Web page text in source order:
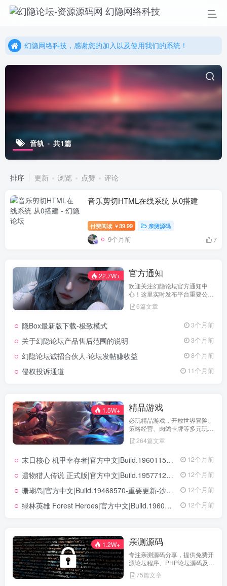
幻隐网络科技，感谢您的加入以及使用我们的系统！
幻隐网络科技，感谢您的加入以及使用我们的系统！
音轨 共1篇
排序 更新 浏览 点赞 评论
音乐剪切HTML在线系统 从0搭建
付费阅读 ￥39.99 亲测源码
9个月前 7
22.7W+ 官方通知
欢迎关注幻隐论坛官方通知中
心！这里实时发布平台重要公
告、活动规则、功能更新、安全
提醒及用户权益说明，确保每位
们坚持公开透明，通过权威通知
坛获得更优质、安全的使用体
验！立即查看，不错过关键信
息！
6篇文章
隐Box最新版下载-极致模式 3个月前
关于幻隐论坛产品售后范围的说明 3个月前
幻隐论坛诚招合伙人-论坛发帖赚收益 8个月前
侵权投诉通道 11个月前
1.5W+ 精品游戏
必玩精品游戏，开放世界冒险、
策略经营、肉鸽卡牌等多元玩
法，满足不同玩家的喜好 。
264篇文章
末日核心 机甲幸存者|官方中文|Build.19601158|解压即撸| 12个月前
遗物猎人传说 正式版|官方中文|Build.19577129+全DLC|解压即撸| 12个月前
珊瑚岛|官方中文|Build.19468570-重要更新-沙盒|解压即撸| 12个月前
绿林英雄 Forest Heroes|官方中文|Build.19609351+全DLC|解压即撸| 12个月前
1.2W+ 亲测源码
专注亲测源码分享，提供免费开
源论坛程序、PHP论坛源码及论
坛搭建解决方案，所有源码均经
实际测试可用，助力快速搭建稳
75篇文章